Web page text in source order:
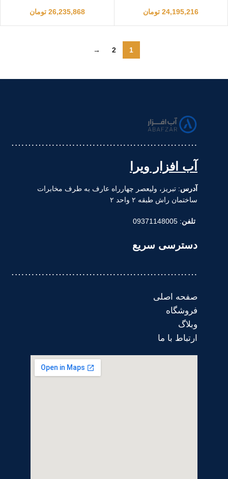
24,195,216 تومان 26,235,868 تومان
1
2
→
……………………………………………….
آب افزار ویرا
آدرس: تبریز، ولیعصر چهارراه عارف به طرف مخابرات
ساختمان راش طبقه ۲ واحد ۲
تلفن: 09371148005
دسترسی سریع
……………………………………………….
صفحه اصلی
فروشگاه
وبلاگ
ارتباط با ما